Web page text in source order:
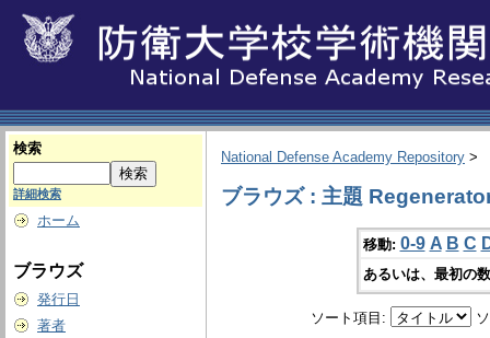
検索
詳細検索
ホーム
ブラウズ
発行日
著者
National Defense Academy Repository >
ブラウズ : 主題
移動: 0-9 A B C
あるいは、最初の
ソート項目: